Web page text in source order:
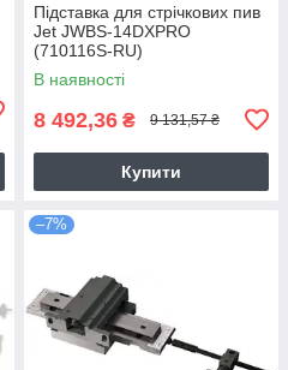
Підставка для стрічкових пив
Jet JWBS-14DXPRO
(710116S-RU)
В наявності
8 492,36 ₴ 9 131,57 ₴
Купити
–7%